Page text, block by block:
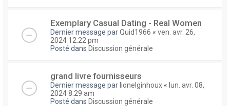
Exemplary Сasual Dating - Real Women
Dernier message parQuid1966 « ven. avr. 26,
2024 12:22 pm
Posté dans Discussion générale
grand livre fournisseurs
Dernier message par lionelginhoux « lun. avr. 08,
2024 8:29 am
Posté dans Discussion générale